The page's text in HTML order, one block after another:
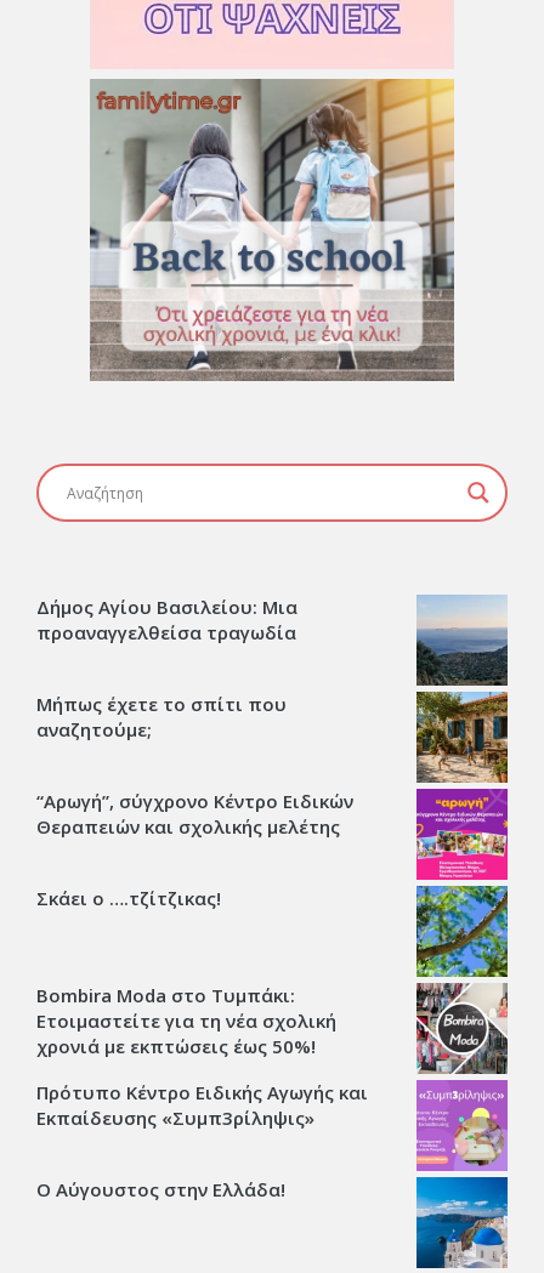
Δήμος Αγίου Βασιλείου: Μια
προαναγγελθείσα τραγωδία
Μήπως έχετε το σπίτι που
αναζητούμε;
“Αρωγή”, σύγχρονο Κέντρο Ειδικών
Θεραπειών και σχολικής μελέτης
Σκάει ο ….τζίτζικας!
Bombira Moda στο Τυμπάκι:
Ετοιμαστείτε για τη νέα σχολική
χρονιά με εκπτώσεις έως 50%!
Πρότυπο Κέντρο Ειδικής Αγωγής και
Εκπαίδευσης «Συμπ3ρίληψις»
Ο Αύγουστος στην Ελλάδα!